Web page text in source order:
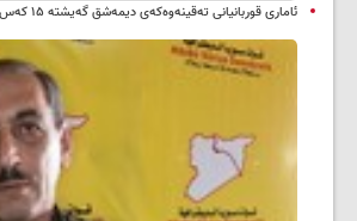
ئاماری قوربانیانی تەقینەوەکەی دیمەشق گەیشتە ۱۵ کەس